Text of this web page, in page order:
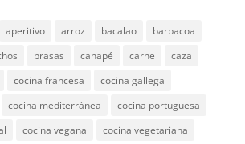
aperitivo arroz bacalao
barbacoa
brasas canapé carne
caza
cocina francesa
cocina gallega
cocina mediterránea
cocina portuguesa
cocina vegana
cocina vegetariana